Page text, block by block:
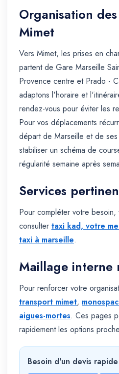
Organisation
Mimet
Vers Mimet, les prises en
partent de Gare Marseille
Provence centre et Prado -
adaptons l'horaire et
rendez-vous pour éviter les
Pour vos déplacements
départ de Marseille et de
stabiliser un schéma de
régularité semaine après
Services
Pour compléter votre besoin,
consulter taxi kad, votre
taxi à marseille.
Maillage interne
Pour renforcer votre
transport mimet,
aigues-mortes. Ces pages
rapidement les options
Besoin d'un devis